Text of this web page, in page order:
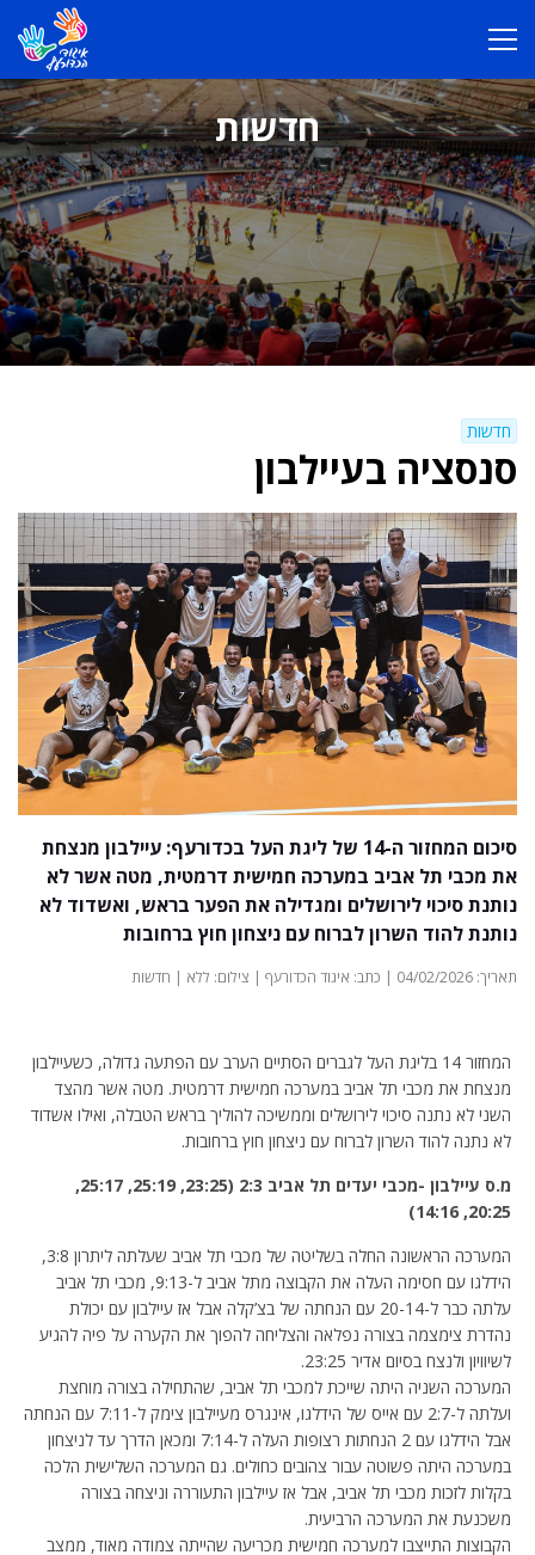
חדשות
חדשות
סנסציה בעיילבון
סיכום המחזור ה-14 של ליגת העל בכדורעף: עיילבון מנצחת
את מכבי תל אביב במערכה חמישית דרמטית, מטה אשר לא
נותנת סיכוי לירושלים ומגדילה את הפער בראש, ואשדוד לא
נותנת להוד השרון לברוח עם ניצחון חוץ ברחובות
תאריך: 04/02/2026 | כתב: איגוד הכדורעף | צילום: ללא | חדשות
המחזור 14 בליגת העל לגברים הסתיים הערב עם הפתעה גדולה, כשעיילבון
מנצחת את מכבי תל אביב במערכה חמישית דרמטית. מטה אשר מהצד
השני לא נתנה סיכוי לירושלים וממשיכה להוליך בראש הטבלה, ואילו אשדוד
לא נתנה להוד השרון לברוח עם ניצחון חוץ ברחובות.
מ.ס עיילבון -מכבי יעדים תל אביב 2:3 (23:25, 25:19, 25:17,
20:25, 14:16)
המערכה הראשונה החלה בשליטה של מכבי תל אביב שעלתה ליתרון 3:8,
הידלגו עם חסימה העלה את הקבוצה מתל אביב ל-9:13, מכבי תל אביב
עלתה כבר ל-20-14 עם הנחתה של בצ’קלה אבל אז עיילבון עם יכולת
נהדרת צימצמה בצורה נפלאה והצליחה להפוך את הקערה על פיה להגיע
לשיוויון ולנצח בסיום אדיר 23:25.
המערכה השניה היתה שייכת למכבי תל אביב, שהתחילה בצורה מוחצת
ועלתה ל-2:7 עם אייס של הידלגו, אינגרס מעיילבון צימק ל-7:11 עם הנחתה
אבל הידלגו עם 2 הנחתות רצופות העלה ל-7:14 ומכאן הדרך עד לניצחון
במערכה היתה פשוטה עבור צהובים כחולים. גם המערכה השלישית הלכה
בקלות לזכות מכבי תל אביב, אבל אז עיילבון התעוררה וניצחה בצורה
משכנעת את המערכה הרביעית.
הקבוצות התייצבו למערכה חמישית מכריעה שהייתה צמודה מאוד, ממצב